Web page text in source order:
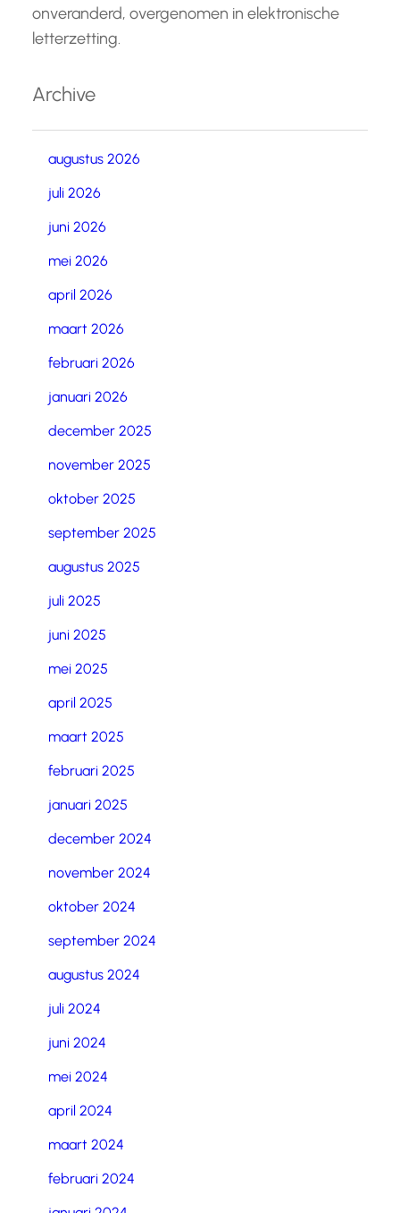
onveranderd, overgenomen in elektronische
letterzetting.
Archive
augustus 2026
juli 2026
juni 2026
mei 2026
april 2026
maart 2026
februari 2026
januari 2026
december 2025
november 2025
oktober 2025
september 2025
augustus 2025
juli 2025
juni 2025
mei 2025
april 2025
maart 2025
februari 2025
januari 2025
december 2024
november 2024
oktober 2024
september 2024
augustus 2024
juli 2024
juni 2024
mei 2024
april 2024
maart 2024
februari 2024